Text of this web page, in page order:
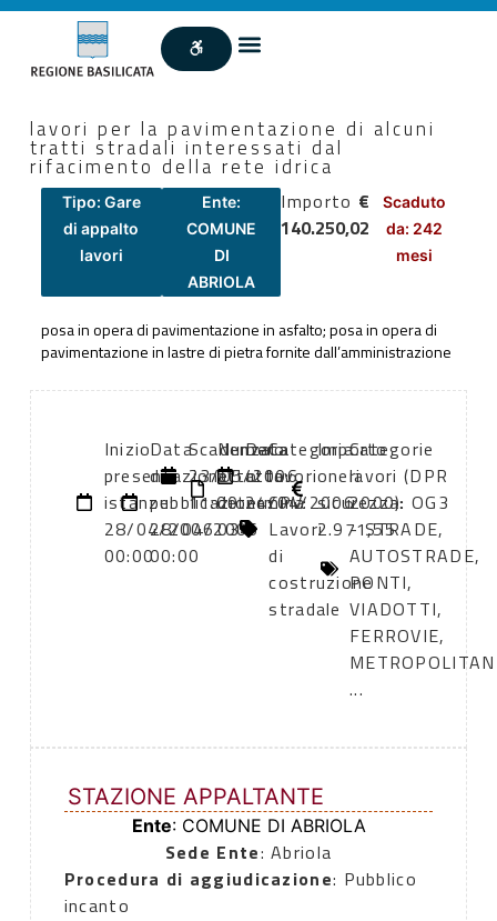
lavori per la pavimentazione di alcuni
tratti stradali interessati dal
rifacimento della rete idrica
Tipo: Gare
di appalto
lavori
Ente:
COMUNE
DI
ABRIOLA
Importo €
140.250,02
Scaduto
da: 242
mesi
posa in opera di pavimentazione in asfalto; posa in opera di
pavimentazione in lastre di pietra fornite dall’amministrazione
Inizio
presentazione
istanze:
28/04/2006
00:00
Data
di
pubblicazione:
28/04/2006
00:00
Scadenza:
23/05/2006
11:00
Numero
atto:
determina
034
Data
atto:
24/04/2006
Categoria
lavori
CPV:
Lavori
di
costruzione
stradale
Importo
oneri
sicurezza:
2.971,55
Categorie
lavori (DPR
2000): OG3
- STRADE,
AUTOSTRADE,
PONTI,
VIADOTTI,
FERROVIE,
...
STAZIONE APPALTANTE
Ente: COMUNE DI ABRIOLA
Sede Ente: Abriola
Procedura di aggiudicazione: Pubblico
incanto